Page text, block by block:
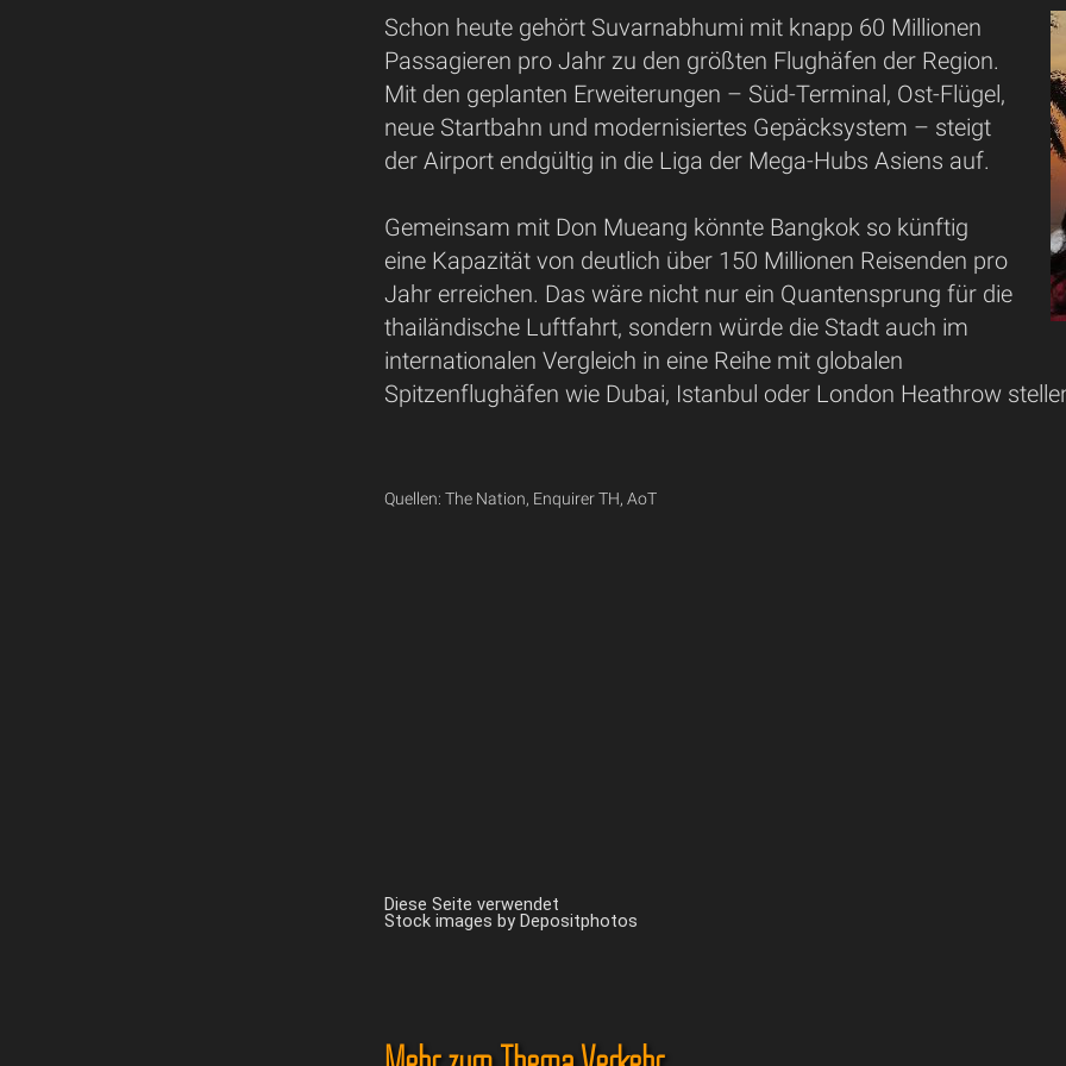
Schon heute gehört Suvarnabhumi mit knapp 60 Millionen
Passagieren pro Jahr zu den größten Flughäfen der Region.
Mit den geplanten Erweiterungen – Süd-Terminal, Ost-Flügel,
neue Startbahn und modernisiertes Gepäcksystem – steigt
der Airport endgültig in die Liga der Mega-Hubs Asiens auf.
Gemeinsam mit Don Mueang könnte Bangkok so künftig
eine Kapazität von deutlich über 150 Millionen Reisenden pro
Jahr erreichen. Das wäre nicht nur ein Quantensprung für die
thailändische Luftfahrt, sondern würde die Stadt auch im
internationalen Vergleich in eine Reihe mit globalen
Spitzenflughäfen wie Dubai, Istanbul oder London Heathrow
Quellen: The Nation, Enquirer TH, AoT
Diese Seite verwendet
Stock images by Depositphotos